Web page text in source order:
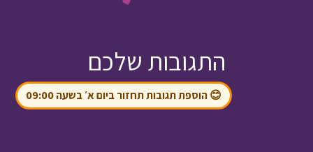
התגובות שלכם
😊 הוספת תגובות תחזור ביום א׳ בשעה 09:00